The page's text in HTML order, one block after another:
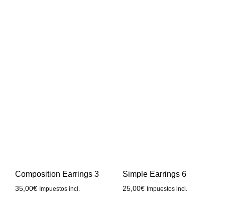
Composition Earrings 3
35,00€ Impuestos incl.
Simple Earrings 6
25,00€ Impuestos incl.